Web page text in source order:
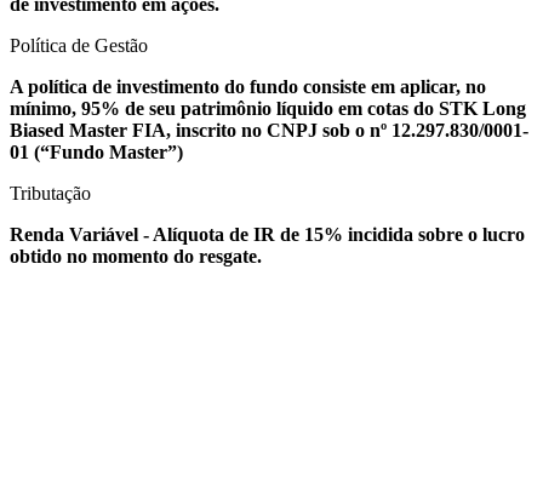
Política de Gestão
A política de investimento do fundo consiste em aplicar, no
mínimo, 95% de seu patrimônio líquido em cotas do STK Long
Biased Master FIA, inscrito no CNPJ sob o nº 12.297.830/0001-
01 (“Fundo Master”)
Tributação
Renda Variável - Alíquota de IR de 15% incidida sobre o lucro
obtido no momento do resgate.